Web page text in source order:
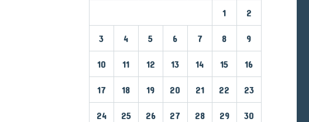
1 2
3 4 5 6 7 8 9
10 11 12 13 14 15 16
17 18 19 20 21 22 23
24 25 26 27 28 29 30